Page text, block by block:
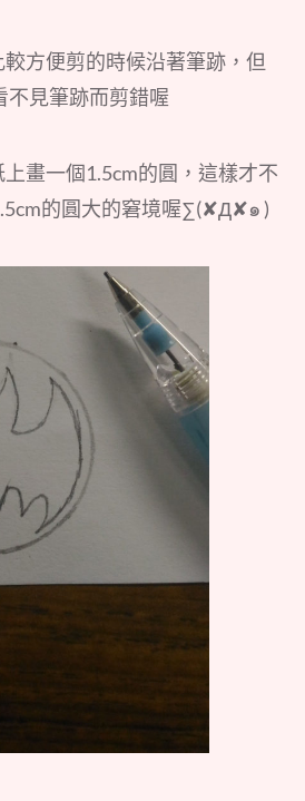
方便剪的時候沿著筆跡，但
不見筆跡而剪錯喔
畫一個1.5cm的圓，這樣才不
的圓大的窘境喔∑(✘Д✘๑ )